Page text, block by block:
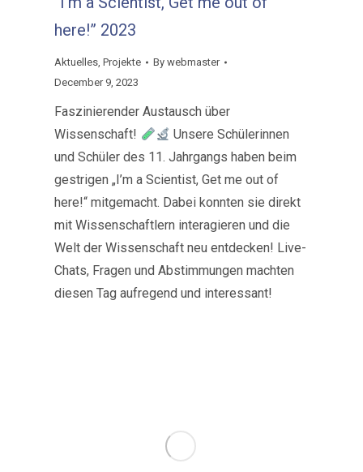
here!” 2023
Aktuelles,Projekte Bywebmaster
December 9, 2023
Faszinierender Austausch über
Wissenschaft!
Unsere Schülerinnen
und Schüler des 11. Jahrgangs haben beim
gestrigen „I’m a Scientist, Get me out of
here!“ mitgemacht. Dabei konnten sie direkt
mit Wissenschaftlern interagieren und die
Welt der Wissenschaft neu entdecken! Live-
Chats, Fragen und Abstimmungen machten
diesen Tag aufregend und interessant!